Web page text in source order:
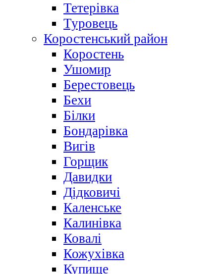
Тетерівка
Туровець
Коростенський район
Коростень
Ушомир
Берестовець
Бехи
Білки
Бондарівка
Вигів
Горщик
Давидки
Дідковичі
Каленське
Калинівка
Ковалі
Кожухівка
Купище